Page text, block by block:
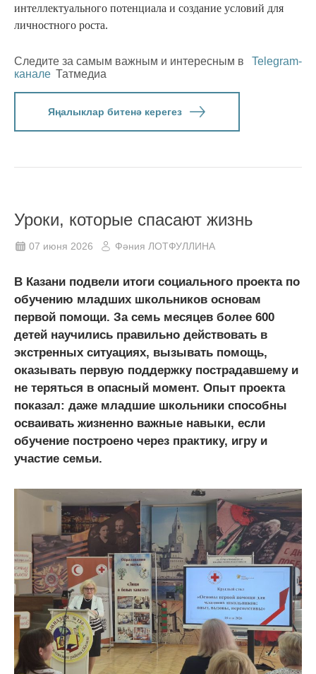
интеллектуального потенциала и создание условий для
личностного роста.
Следите за самым важным и интересным в
Telegram-
канале Татмедиа
Яңалыклар битенә керегез
Уроки, которые спасают жизнь
07 июня 2026 Фәния ЛОТФУЛЛИНА
В Казани подвели итоги социального проекта по
обучению младших школьников основам
первой помощи. За семь месяцев более 600
детей научились правильно действовать в
экстренных ситуациях, вызывать помощь,
оказывать первую поддержку пострадавшему и
не теряться в опасный момент. Опыт проекта
показал: даже младшие школьники способны
осваивать жизненно важные навыки, если
обучение построено через практику, игру и
участие семьи.